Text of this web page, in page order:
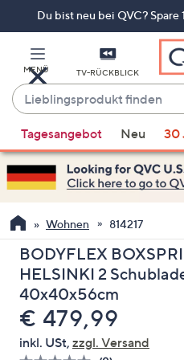
Du bist neu bei QVC?
MENÜ TV-RÜCKBLICK
Lieblingsprodukt
finden
Vorschläge
verfügbar
sind,
verwenden
Sie
die
Pfeiltasten
nach
oben
und
nach
unten
Tagesangebot Neu 30
Wohnen 814217
BODYFLEX
HELSINKI 2
40x40x56cm
Gelöscht
€ 479,99
inkl. USt, zzgl. Versand